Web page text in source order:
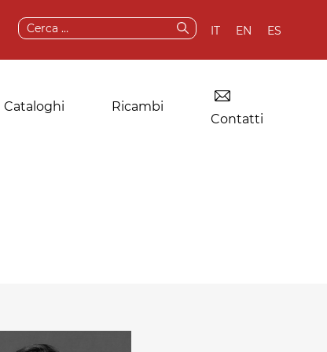
Ricerca
IT EN ES
della
Cataloghi
Ricambi
Contatti